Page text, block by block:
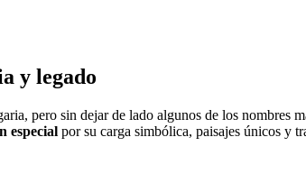
y legado
pero sin dejar de lado algunos de los nombres
especial por su carga simbólica, paisajes únicos y